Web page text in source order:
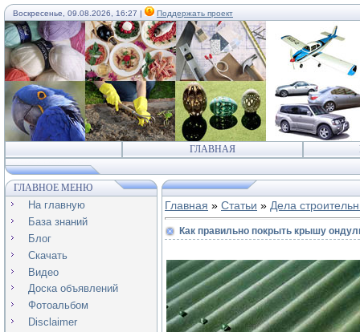
Воскресенье, 09.08.2026, 16:27 | Поддержать проект
ГЛАВНАЯ
ГЛАВНОЕ МЕНЮ
На главную
База знаний
Блог
Скачать
Видео
Доска объявлений
Фотоальбом
Disclaimer
Главная » Статьи » Дела
Как правильно покрыть крышу